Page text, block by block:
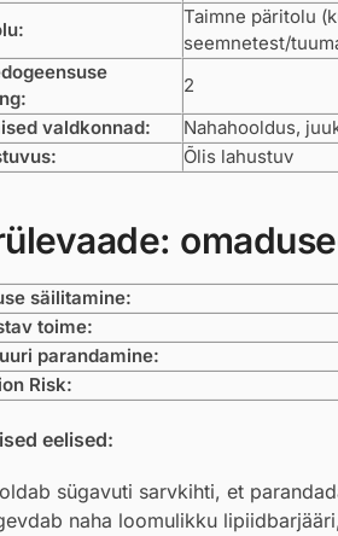
Taimne päritolu
seemnetest/
2
valdkonnad:
Nahahooldus,
Õlis lahustuv
säilitamine:
toime:
parandamine:
Risk:
eelised:
sügavuti sarvkihti, et
naha loomulikku